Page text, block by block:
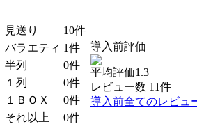
見送り
10件
バラエティ 1件
半列
0件
１列
0件
１ＢＯＸ
0件
それ以上
0件
導入前評価
平均評価1.3
レビュー数 11件
導入前全てのレビュ